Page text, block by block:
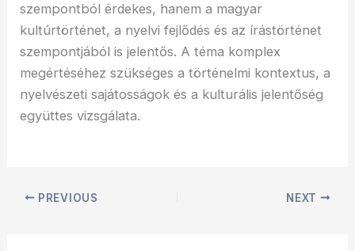
szempontból érdekes, hanem a magyar
kultúrtörténet, a nyelvi fejlődés és az írástörténet
szempontjából is jelentős. A téma komplex
megértéséhez szükséges a történelmi kontextus, a
nyelvészeti sajátosságok és a kulturális jelentőség
együttes vizsgálata.
PREVIOUS NEXT